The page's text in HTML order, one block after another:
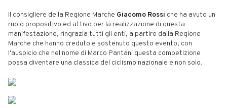
Il consigliere della Regione Marche Giacomo Rossi che ha avuto un
ruolo propositivo ed attivo per la realizzazione di questa
manifestazione, ringrazia tutti gli enti, a partire dalla Regione
Marche che hanno creduto e sostenuto questo evento, con
l'auspicio che nel nome di Marco Pantani questa competizione
possa diventare una classica del ciclismo nazionale e non solo.